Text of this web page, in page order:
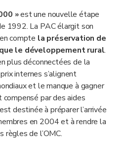
»est une nouvelle étape
1992. La PAC élargit son
compte la préservation de
le développement rural.
plus déconnectées de la
internes s’alignent
et le manque à gagner
par des aides
destinée à préparer l’arrivée
en 2004 et à rendre la
règles de l’OMC.